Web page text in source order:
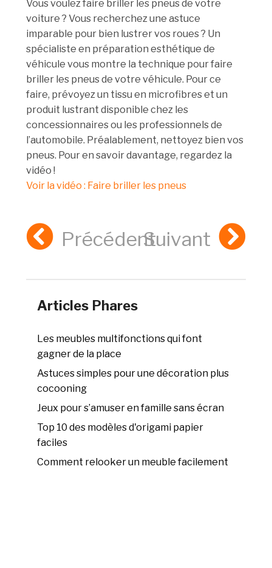
Vous voulez faire briller les pneus de votre
voiture ? Vous recherchez une astuce
imparable pour bien lustrer vos roues ? Un
spécialiste en préparation esthétique de
véhicule vous montre la technique pour faire
briller les pneus de votre véhicule. Pour ce
faire, prévoyez un tissu en microfibres et un
produit lustrant disponible chez les
concessionnaires ou les professionnels de
l’automobile. Préalablement, nettoyez bien vos
pneus. Pour en savoir davantage, regardez la
vidéo !
Voir la vidéo : Faire briller les pneus
PrécédentSuivant
Articles Phares
Les meubles multifonctions qui font
gagner de la place
Astuces simples pour une décoration plus
cocooning
Jeux pour s’amuser en famille sans écran
Top 10 des modèles d'origami papier
faciles
Comment relooker un meuble facilement